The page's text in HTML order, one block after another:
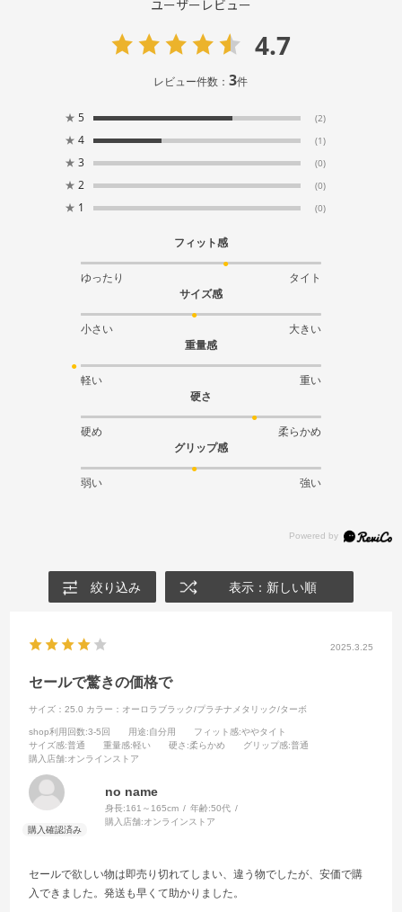
ユーザーレビュー
4.7
レビュー件数：3件
★ 5 (2)
★ 4 (1)
★ 3 (0)
★ 2 (0)
★ 1 (0)
フィット感
ゆったり
タイト
サイズ感
小さい
大きい
重量感
軽い
重い
硬さ
硬め
柔らかめ
グリップ感
弱い 強い
絞り込み 表示：新しい順
2025.3.25
セールで驚きの価格で
サイズ：25.0 カラー：オーロラブラック/プラチナメタリック/ターボ
shop利用回数:3-5回 用途:自分用 フィット感:ややタイト
サイズ感:普通 重量感:軽い 硬さ :柔らかめ グリップ感:普通
購入店舗:オンラインストア
no name
身長:161～165cm 年齢:50代
購入店舗:オンラインストア
セールで欲しい物は即売り切れてしまい、違う物でしたが、安価で購
入できました。発送も早くて助かりました。